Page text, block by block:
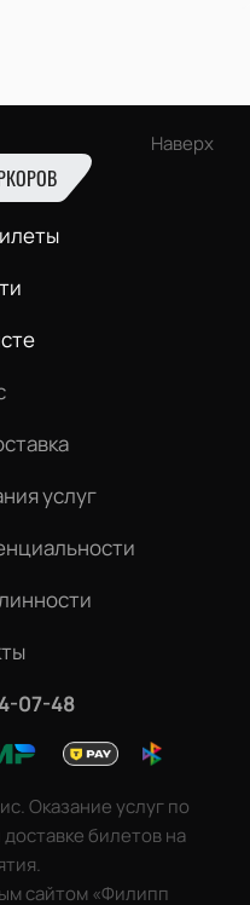
Наверх
услуг
07-48
Оказание услуг по
билетов на
сайтом «Филипп